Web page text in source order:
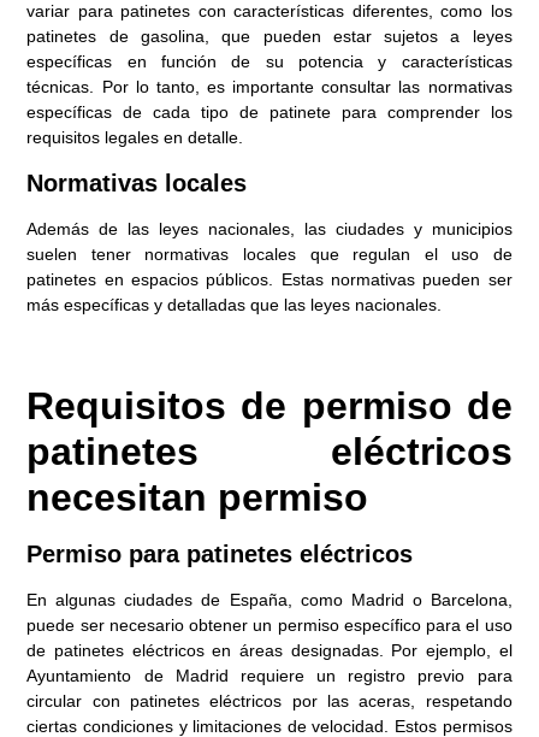
variar para patinetes con características diferentes, como los
patinetes de gasolina, que pueden estar sujetos a leyes
específicas en función de su potencia y características
técnicas. Por lo tanto, es importante consultar las normativas
específicas de cada tipo de patinete para comprender los
requisitos legales en detalle.
Normativas locales
Además de las leyes nacionales, las ciudades y municipios
suelen tener normativas locales que regulan el uso de
patinetes en espacios públicos. Estas normativas pueden ser
más específicas y detalladas que las leyes nacionales.
Requisitos de permiso de
patinetes
eléctricos
necesitan permiso
Permiso para patinetes eléctricos
En algunas ciudades de España, como Madrid o Barcelona,
puede ser necesario obtener un permiso específico para el uso
de patinetes eléctricos en áreas designadas. Por ejemplo, el
Ayuntamiento de Madrid requiere un registro previo para
circular con patinetes eléctricos por las aceras, respetando
ciertas condiciones y limitaciones de velocidad. Estos permisos